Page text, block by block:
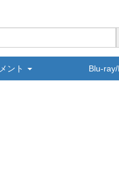
ント Blu-